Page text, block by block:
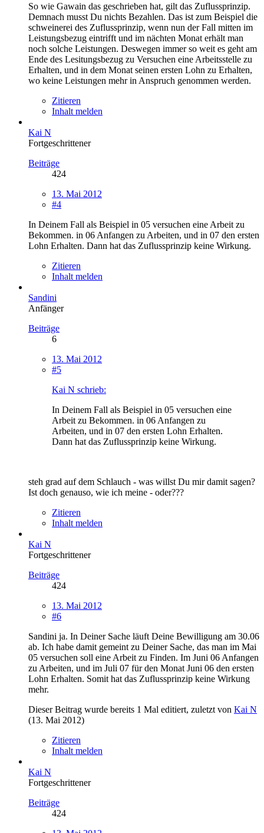
So wie Gawain das geschrieben hat, gilt das Zuflussprinzip.
Demnach musst Du nichts Bezahlen. Das ist zum Beispiel die
schweinerei des Zuflussprinzip, wenn nun der Fall mitten im
Leistungsbezug eintrifft und im nächten Monat erhält man
noch solche Leistungen. Deswegen immer so weit es geht am
Ende des Lesitungsbezug zu Versuchen eine Arbeitsstelle zu
Erhalten, und in dem Monat seinen ersten Lohn zu Erhalten,
wo keine Leistungen mehr in Anspruch genommen werden.
Zitieren
Inhalt melden
Kai N
Fortgeschrittener
Beiträge
424
13. Mai 2012
#4
In Deinem Fall als Beispiel in 05 versuchen eine Arbeit zu
Bekommen. in 06 Anfangen zu Arbeiten, und in 07 den ersten
Lohn Erhalten. Dann hat das Zuflussprinzip keine Wirkung.
Zitieren
Inhalt melden
Sandini
Anfänger
Beiträge
6
13. Mai 2012
#5
Kai N schrieb:
In Deinem Fall als Beispiel in 05 versuchen eine
Arbeit zu Bekommen. in 06 Anfangen zu
Arbeiten, und in 07 den ersten Lohn Erhalten.
Dann hat das Zuflussprinzip keine Wirkung.
steh grad auf dem Schlauch - was willst Du mir damit sagen?
Ist doch genauso, wie ich meine - oder???
Zitieren
Inhalt melden
Kai N
Fortgeschrittener
Beiträge
424
13. Mai 2012
#6
Sandini ja. In Deiner Sache läuft Deine Bewilligung am 30.06
ab. Ich habe damit gemeint zu Deiner Sache, das man im Mai
05 versuchen soll eine Arbeit zu Finden. Im Juni 06 Anfangen
zu Arbeiten, und im Juli 07 für den Monat Juni 06 den ersten
Lohn Erhalten. Somit hat das Zuflussprinzip keine Wirkung
mehr.
Dieser Beitrag wurde bereits 1 Mal editiert, zuletzt von Kai N
(13. Mai 2012)
Zitieren
Inhalt melden
Kai N
Fortgeschrittener
Beiträge
424